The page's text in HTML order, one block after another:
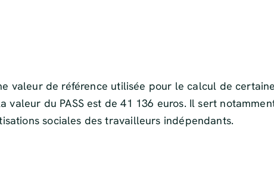
valeur de référence utilisée pour le calcul de
valeur du PASS est de 41 136 euros. Il sert
sociales des travailleurs indépendants.